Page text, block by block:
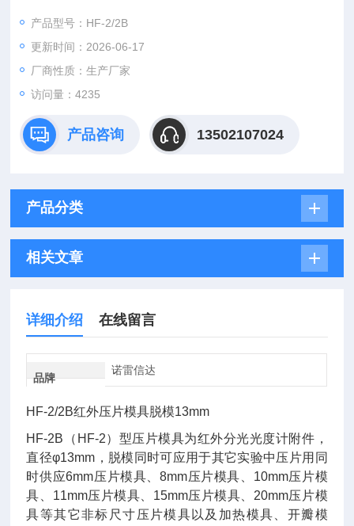
瓣模具、硼酸模具等。
产品型号：HF-2/2B
更新时间：2026-06-17
厂商性质：生产厂家
访问量：4235
产品咨询 13502107024
产品分类
相关文章
详细介绍 在线留言
品牌
诺雷信达
HF-2/2B红外压片模具脱模13mm
HF-2B（HF-2）型压片模具为红外分光光度计附件，
直径φ13mm，脱模同时可应用于其它实验中压片用同
时供应6mm压片模具、8mm压片模具、10mm压片模
具、11mm压片模具、15mm压片模具、20mm压片模
具等其它非标尺寸压片模具以及加热模具、开瓣模